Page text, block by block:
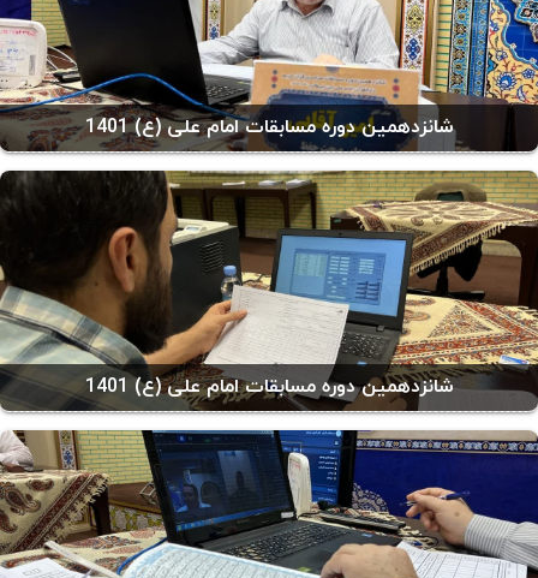
شانزدهمین دوره مسابقات امام علی (ع) 1401
شانزدهمین دوره مسابقات امام علی (ع) 1401